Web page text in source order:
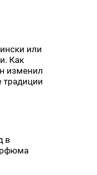
или
Как
изменил
традиции
в